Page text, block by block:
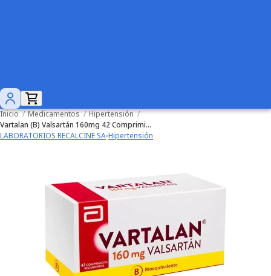
Inicio / Medicamentos / Hipertensión /
Vartalan (B) Valsartán 160mg 42 Comprimidos
LABORATORIOS RECALCINE SA Hipertensión